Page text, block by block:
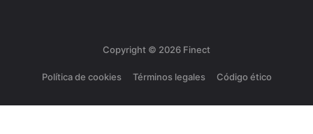
Copyright © 2026 Finect
Política de cookies Términos legales Código ético